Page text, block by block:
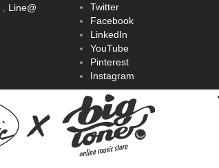
Line@
Twitter
Facebook
LinkedIn
YouTube
Pinterest
Instagram